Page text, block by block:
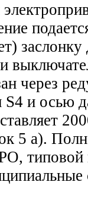
через
S4 и осью
5 а).